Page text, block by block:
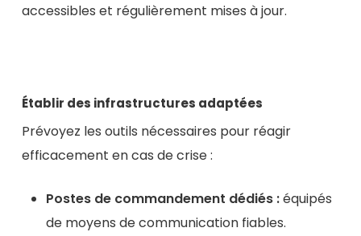
accessibles et régulièrement mises à jour.
Établir des infrastructures adaptées
Prévoyez les outils nécessaires pour réagir
efficacement en cas de crise :
Postes de commandement dédiés :équipés
de moyens de communication fiables.